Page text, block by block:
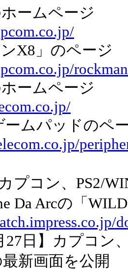
ームページ
X8」のページ
ームページ
ムパッドのペ
カプコン、PS2/
Da Arcの「
27日】カプコン
新画面を公開